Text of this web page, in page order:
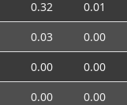
0.32 0.01
0.03 0.00
0.00 0.00
0.00 0.00